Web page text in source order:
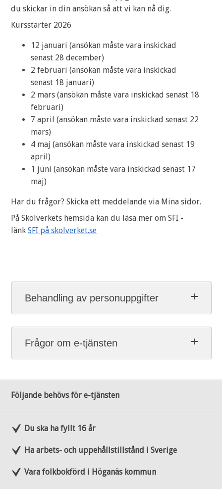
du skickar in din ansökan så att vi kan nå dig.
Kursstarter 2026
12 januari (ansökan måste vara inskickad
senast 28 december)
2 februari (ansökan måste vara inskickad
senast 18 januari)
2 mars (ansökan måste vara inskickad senast 18
februari)
7 april (ansökan måste vara inskickad senast 22
mars)
4 maj (ansökan måste vara inskickad senast 19
april)
1 juni (ansökan måste vara inskickad senast 17
maj)
Har du frågor? Skicka ett meddelande via Mina sidor.
På Skolverkets hemsida kan du läsa mer om SFI -
länkSFI på skolverket.se
Behandling av personuppgifter
Frågor om e-tjänsten
Följande behövs för e-tjänsten
Du ska ha fyllt 16 år
Ha arbets- och uppehållstillstånd i Sverige
Vara folkbokförd i Höganäs kommun